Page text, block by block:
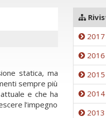
statica, ma
sempre più
e che ha
l’impegno
2017
2016
2015
2014
2013